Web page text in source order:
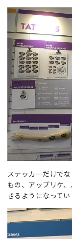
ステッカーだけで
もの、アップリケ
きるようになってい